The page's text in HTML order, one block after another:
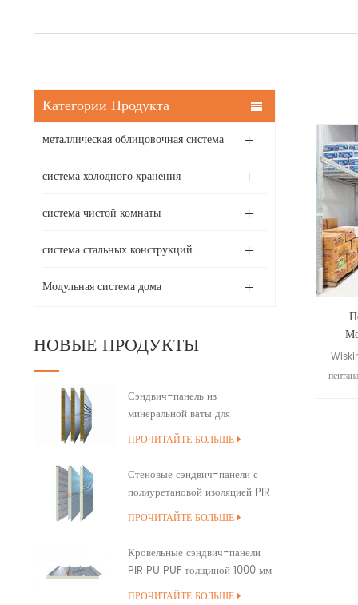
Категории Продукта
металлическая облицовочная система
система холодного хранения
система чистой комнаты
система стальных конструкций
Модульная система дома
НОВЫЕ ПРОДУКТЫ
Сэндвич-панель из
минеральной ваты для
наружной стены здания с
кромок
ПРОЧИТАЙТЕ БОЛЬШЕ
Стеновые сэндвич-панели с
полиуретановой изоляцией PIR
PUR PU
ПРОЧИТАЙТЕ БОЛЬШЕ
Кровельные сэндвич-панели
PIR PU PUF толщиной 1000 мм
с перекрытием
ПРОЧИТАЙТЕ БОЛЬШЕ